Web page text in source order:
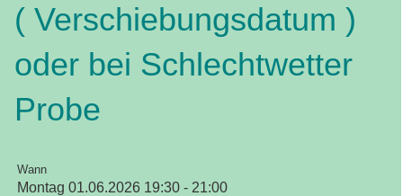
( Verschiebungsdatum )
oder bei Schlechtwetter
Probe
Wann
Montag 01.06.2026 19:30 - 21:00